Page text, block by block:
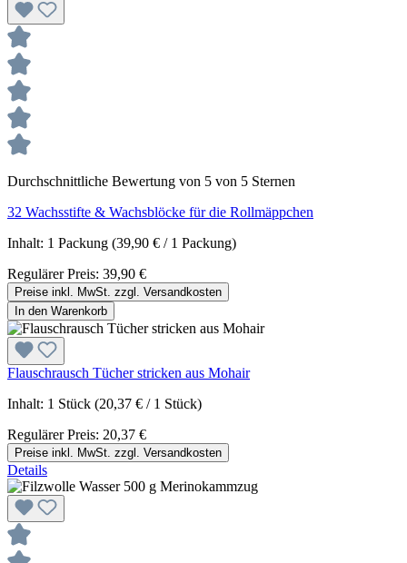
Durchschnittliche Bewertung von 5 von 5 Sternen
32 Wachsstifte & Wachsblöcke für die Rollmäppchen
Inhalt: 1 Packung (39,90 € / 1 Packung)
Regulärer Preis: 39,90 €
Preise inkl. MwSt. zzgl. Versandkosten
In den Warenkorb
Flauschrausch Tücher stricken aus Mohair
Inhalt: 1 Stück (20,37 € / 1 Stück)
Regulärer Preis: 20,37 €
Preise inkl. MwSt. zzgl. Versandkosten
Details